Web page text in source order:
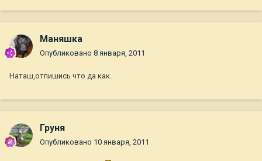
Маняшка
Опубликовано 8 января, 2011
Наташ,отпишись что да как.
Груня
Опубликовано 10 января, 2011